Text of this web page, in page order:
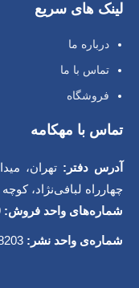
لینک های سریع
درباره ما
تماس با ما
فروشگاه
تماس با مهکامه
آدرس دفتر: تهران،
چهارراه لبافی‌نژاد، کوچه
شماره‌های واحد فروش:
شماره‌‌ی واحد نشر: 02166488203